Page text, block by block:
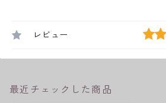
レビュー
最近チェックした商品